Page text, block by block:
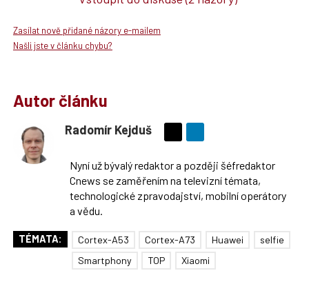
Zasílat nově přidané názory e-mailem
Našli jste v článku chybu?
Autor článku
Radomír Kejduš
síti
X
Nyní už bývalý redaktor a později šéfredaktor
Cnews se zaměřením na televizní témata,
technologické zpravodajství, mobilní operátory
a vědu.
TÉMATA: Cortex-A53 Cortex-A73 Huawei
selfie
Smartphony
TOP Xiaomi